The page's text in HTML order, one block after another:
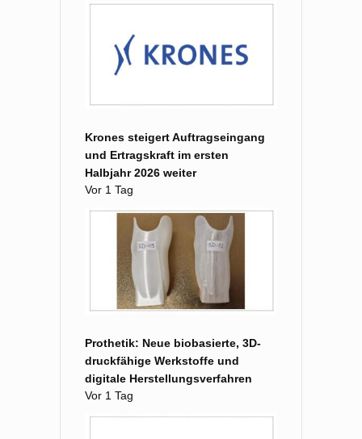
Krones steigert Auftragseingang
und Ertragskraft im ersten
Halbjahr 2026 weiter
Vor 1 Tag
Prothetik: Neue biobasierte, 3D-
druckfähige Werkstoffe und
digitale Herstellungsverfahren
Vor 1 Tag